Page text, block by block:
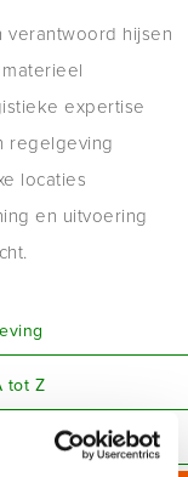
verantwoord hijsen
expertise
regelgeving
locaties
en uitvoering
tot Z